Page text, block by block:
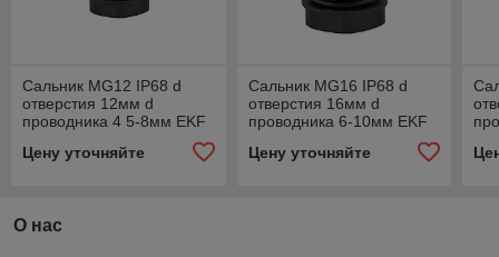
Сальник MG12 IP68 d
отверстия 12мм d
проводника 4 5-8мм EKF
Цену уточняйте
Сальник MG16 IP68 d
отверстия 16мм d
проводника 6-10мм EKF
Цену уточняйте
О нас